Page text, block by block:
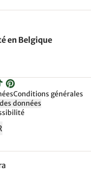
en Belgique
Conditions générales
données